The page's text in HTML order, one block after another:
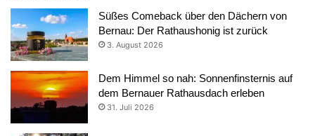
Süßes Comeback über den Dächern von
Bernau: Der Rathaushonig ist zurück
3. August 2026
Dem Himmel so nah: Sonnenfinsternis auf
dem Bernauer Rathausdach erleben
31. Juli 2026